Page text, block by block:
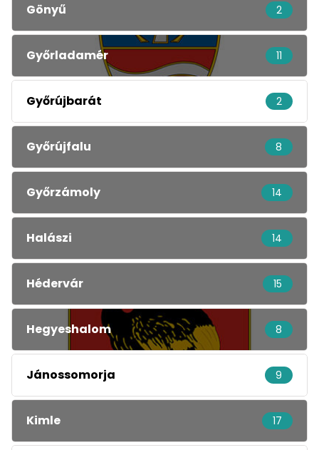
Gönyű 2
Győrladamér 11
Győrújbarát 2
Győrújfalu 8
Győrzámoly 14
Halászi 14
Hédervár 15
Hegyeshalom 8
Jánossomorja 9
Kimle 17